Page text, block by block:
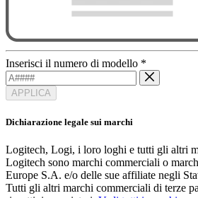
Inserisci il numero di modello *
APPLICA
Dichiarazione legale sui marchi
Logitech, Logi, i loro loghi e tutti gli altri
Logitech sono marchi commerciali o
Europe S.A. e/o delle sue affiliate negli
Tutti gli altri marchi commerciali di terze